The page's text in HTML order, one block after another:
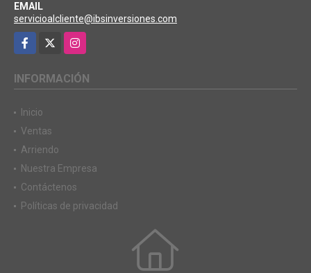
EMAIL
servicioalcliente@ibsinversiones.com
Facebook
Instagram
INFORMACIÓN
Inicio
Ventas
Arriendo
Nuestra Empresa
Contáctenos
Políticas de privacidad